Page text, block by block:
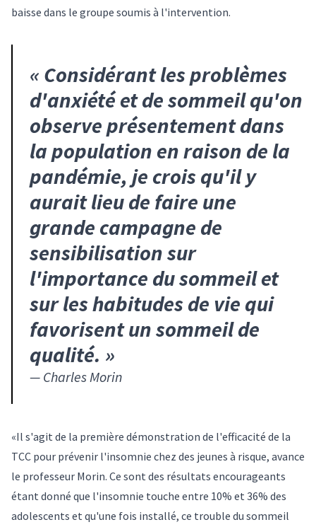
baisse dans le groupe soumis à l'intervention.
« Considérant les problèmes
d'anxiété et de sommeil qu'on
observe présentement dans
la population en raison de la
pandémie, je crois qu'il y
aurait lieu de faire une
grande campagne de
sensibilisation sur
l'importance du sommeil et
sur les habitudes de vie qui
favorisent un sommeil de
qualité. »
— Charles Morin
«Il s'agit de la première démonstration de l'efficacité de la
TCC pour prévenir l'insomnie chez des jeunes à risque, avance
le professeur Morin. Ce sont des résultats encourageants
étant donné que l'insomnie touche entre 10% et 36% des
adolescents et qu'une fois installé, ce trouble du sommeil